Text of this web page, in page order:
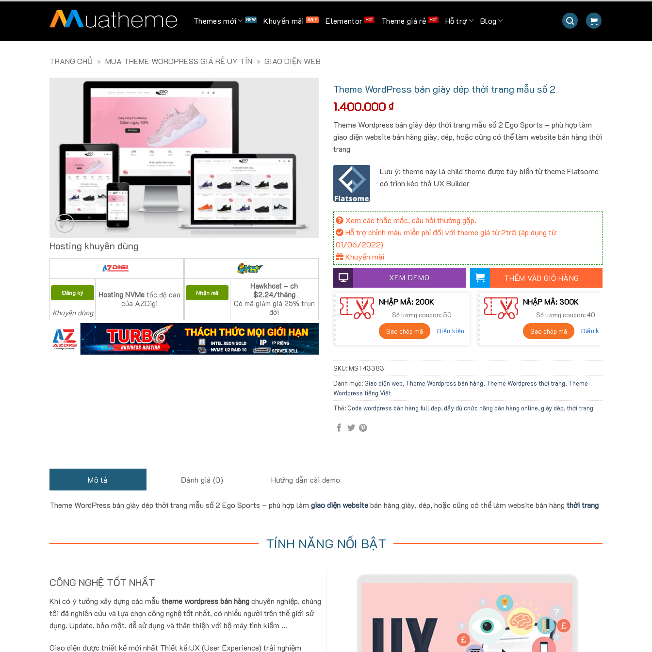
Themes mới Khuyến mãi Elementor Theme giá rẻ Hỗ trợ Blog
TRANG CHỦ » MUA THEME WORDPRESS GIÁ RẺ UY TÍN » GIAO DIỆN WEB
Hosting khuyên dùng
Đăng ký
Khuyên dùng
Hosting NVMe tốc độ cao
của AZDigi
Nhận mã
Hawkhost – ch
$2.24/tháng
Có mã giảm giá 25% trọn
đời
Theme WordPress bán giày dép thời trang mẫu số 2
1.400.000 ₫
Theme Wordpress bán giày dép thời trang mẫu số 2 Ego Sports – phù hợp làm
giao diện website bán hàng giày, dép, hoặc cũng có thể làm website bán hàng thời
trang
Lưu ý: theme này là child theme được tùy biến từ theme Flatsome
có trình kéo thả UX Builder
Xem các thắc mắc, câu hỏi thường gặp.
Hỗ trợ chỉnh màu miễn phí đối với theme giá từ 2tr5 (áp dụng từ
01/06/2022)
Khuyến mãi
XEM DEMO THÊM VÀO GIỎ HÀNG
NHẬP MÃ: 200K
Số lượng coupon: 50
Sao chép mã
Điều kiện
NHẬP MÃ: 300K
Số lượng coupon: 40
Sao chép mã
Điều kiện
SKU: MST43383
Danh mục:Giao diện web, Theme Wordpress bán hàng, Theme Wordpress thời trang, Theme
Wordpress tiếng Việt
Thẻ:Code wordpress bán hàng full đẹp,đầy đủ chức năng bán hàng online,giày dép,thời trang
Mô tả Đánh giá (0) Hướng dẫn cài demo
Theme WordPress bán giày dép thời trang mẫu số 2 Ego Sports – phù hợp làm giao diện websitebán hàng giày, dép, hoặc cũng có thể làm website bán hàng thời trang
TÍNH NĂNG NỔI BẬT
CÔNG NGHỆ TỐT NHẤT
Khi có ý tưởng xây dựng các mẫu theme wordpress bán hàngchuyên nghiệp, chúng
tôi đã nghiên cứu và lựa chọn công nghệ tốt nhất, có nhiều người trên thế giới sử
dụng. Update, bảo mật, dễ sử dụng và thân thiện với bộ máy tình kiếm ...
Giao diện được thiết kế mới nhất Thiết kế UX (User Experience) trải nghiệm